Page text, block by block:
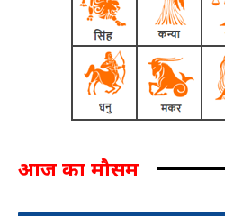
आज का मौसम